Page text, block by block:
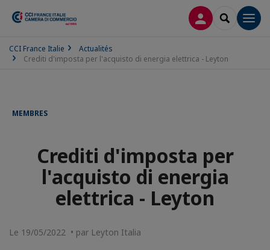
CONNEXION
CCI France Italie
Actualités
Crediti d'imposta per l'acquisto di energia elettrica - Leyton
MEMBRES
Crediti d'imposta per
l'acquisto di energia
elettrica - Leyton
Le 19/05/2022 • par Leyton Italia